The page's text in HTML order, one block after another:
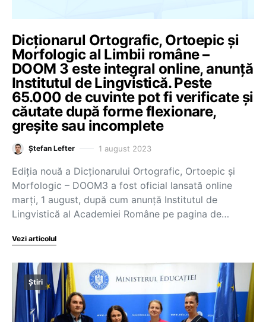
Dicționarul Ortografic, Ortoepic și
Morfologic al Limbii române –
DOOM 3 este integral online, anunță
Institutul de Lingvistică. Peste
65.000 de cuvinte pot fi verificate și
căutate după forme flexionare,
greșite sau incomplete
Ștefan Lefter 1 august 2023
Ediția nouă a Dicționarului Ortografic, Ortoepic și
Morfologic – DOOM3 a fost oficial lansată online
marți, 1 august, după cum anunță Institutul de
Lingvistică al Academiei Române pe pagina de…
Vezi articolul
Știri